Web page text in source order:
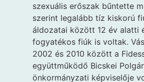
szexuális erőszak bűntette
szerint legalább tíz kiskorú
áldozatai között 12 év alatti
fogyatékos fiúk is voltak.
2002 és 2010 között a
együttműködő Bicskei
önkormányzati képviselője